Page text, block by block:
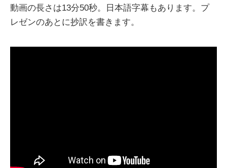
動画の長さは13分50秒。日本語字幕もあります。プ
レゼンのあとに抄訳を書きます。